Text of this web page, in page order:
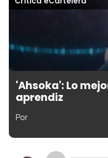
'Ahsoka': Lo
aprendiz
Por